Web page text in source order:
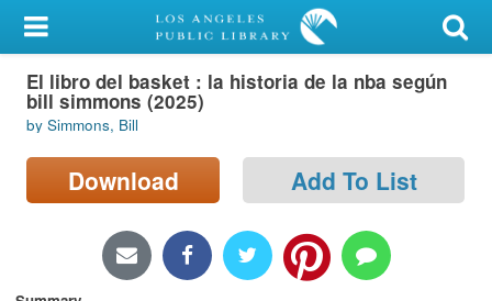
My Account
Library Card
Sign In
Search
Locations/Hours (external
El libro del basket : la historia de la nba según
bill simmons (2025)
by Simmons, Bill
Download Add To List